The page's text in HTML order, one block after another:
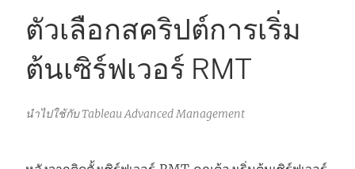
ตัวเลือกสคริปต์การเริ่ม
ต้นเซิร์ฟเวอร์ RMT
นำไปใช้กับ Tableau Advanced Management